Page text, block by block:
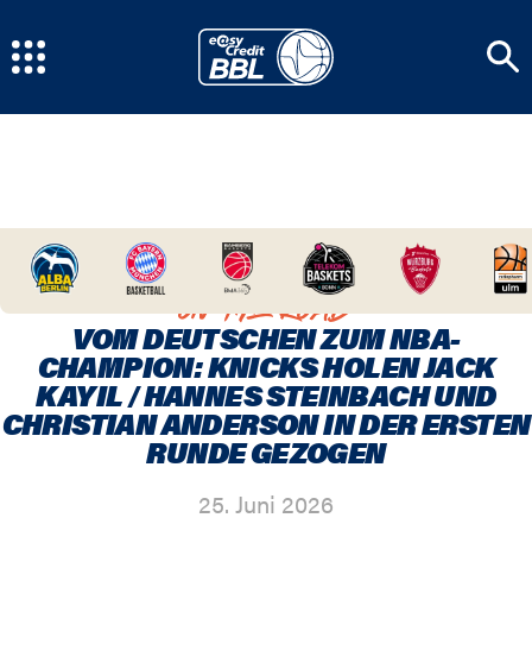
HOME NEWSCENTER
VOM DEUTSCHEN ZUM
NBA-CHAMPION: KNICKS HOLEN JACK KAYIL /
HANNES STEINBACH UND CHRISTIAN ANDERSON IN
DER ERSTEN RUNDE GEZOGEN
ON THE ROAD
VOM DEUTSCHEN ZUM NBA-
CHAMPION: KNICKS HOLEN JACK
KAYIL / HANNES STEINBACH UND
CHRISTIAN ANDERSON IN DER ERSTEN
RUNDE GEZOGEN
25. Juni 2026